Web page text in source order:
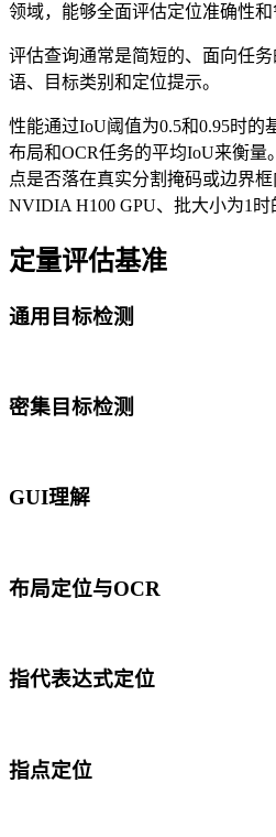
领域，能够全面评估定位准确性和
评估查询通常是简短的、面向任
语、目标类别和定位提示。
性能通过IoU阈值为0.5和0.95时的
布局和OCR任务的平均IoU来衡量
点是否落在真实分割掩码或边界
NVIDIA H100 GPU、批大小为1时
定量评估基准
通用目标检测
密集目标检测
GUI理解
布局定位与OCR
指代表达式定位
指点定位